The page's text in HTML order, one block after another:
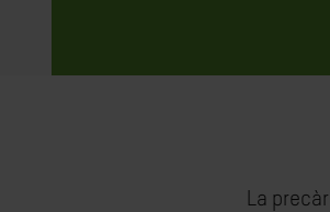
La